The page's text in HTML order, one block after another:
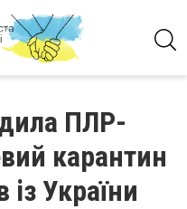
ПЛР-
карантин
України